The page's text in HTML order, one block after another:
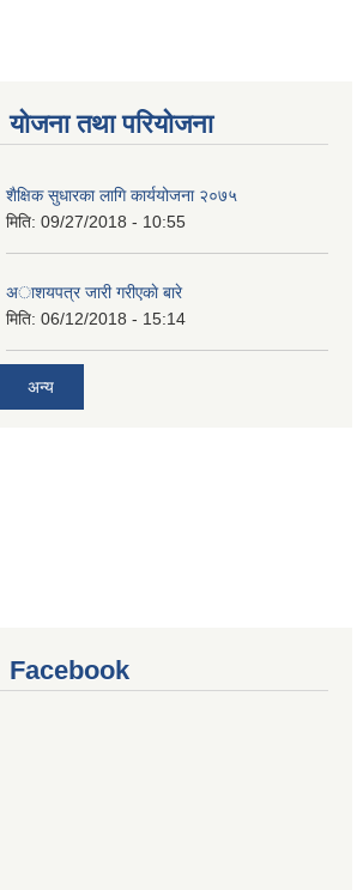
योजना तथा परियोजना
शैक्षिक सुधारका लागि कार्ययोजना २०७५
मिति: 09/27/2018 - 10:55
अाशयपत्र जारी गरीएकाे बारे
मिति: 06/12/2018 - 15:14
अन्य
Facebook